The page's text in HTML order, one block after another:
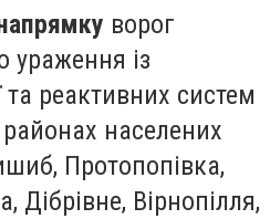
ворог
ураження із
та реактивних систем
населених
Протопопівка,
Вірнопілля,